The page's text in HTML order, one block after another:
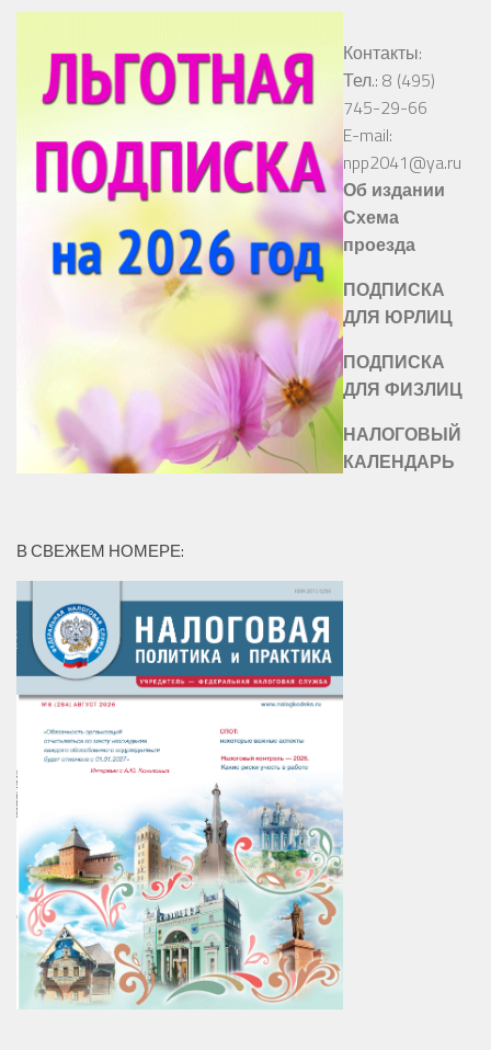
Контакты:
Тел.: 8 (495)
745-29-66
E-mail:
npp2041@ya.ru
Об издании
Схема
проезда
ПОДПИСКА
ДЛЯ ЮРЛИЦ
ПОДПИСКА
ДЛЯ ФИЗЛИЦ
НАЛОГОВЫЙ
КАЛЕНДАРЬ
В СВЕЖЕМ НОМЕРЕ: